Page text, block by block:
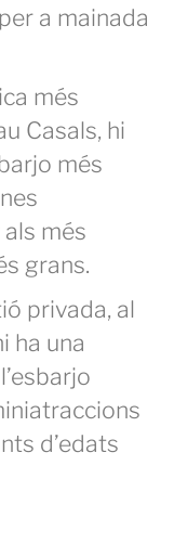
a mainada
més
Casals, hi
més
més
grans.
privada, al
ha una
d’edats